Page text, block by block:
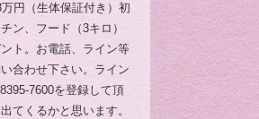
万円（生体保証付き）初
ン、フード（3キロ）
ト。お電話、ライン等
合わせ下さい。ライン
7600を登録して頂
てくるかと思います。